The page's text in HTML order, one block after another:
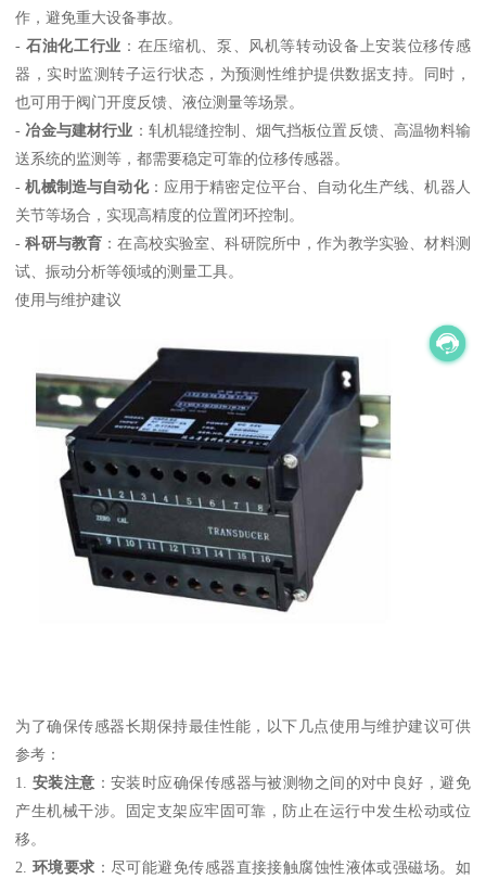
作，避免重大设备事故。
- 石油化工行业 ：在压缩机、泵、风机等转动设备上安装位移传感
器，实时监测转子运行状态，为预测性维护提供数据支持。同时，
也可用于阀门开度反馈、液位测量等场景。
- 冶金与建材行业 ：轧机辊缝控制、烟气挡板位置反馈、高温物料输
送系统的监测等，都需要稳定可靠的位移传感器。
-机械制造与自动化：应用于精密定位平台、自动化生产线、机器人
关节等场合，实现高精度的位置闭环控制。
-科研与教育 ：在高校实验室、科研院所中，作为教学实验、材料测
试、振动分析等领域的测量工具。
使用与维护建议
为了确保传感器长期保持最佳性能，以下几点使用与维护建议可供
参考：
1. 安装注意 ：安装时应确保传感器与被测物之间的对中良好，避免
产生机械干涉。固定支架应牢固可靠，防止在运行中发生松动或位
移。
2. 环境要求 ：尽可能避免传感器直接接触腐蚀性液体或强磁场。如